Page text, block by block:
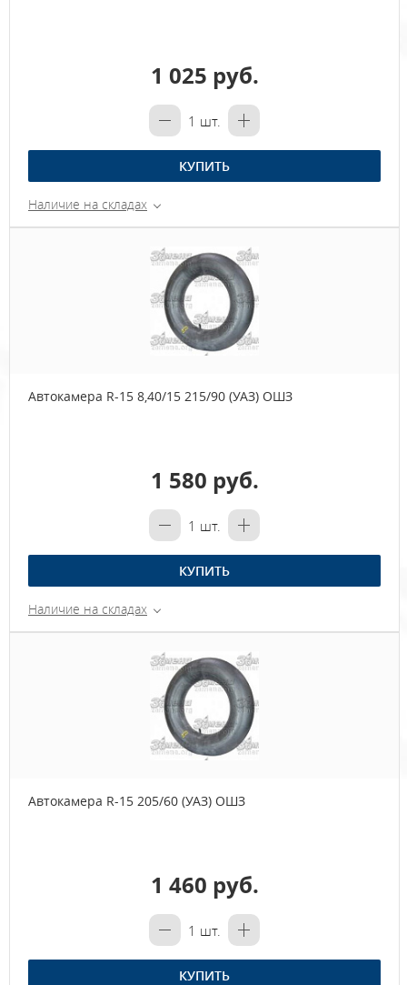
1 025 руб.
1 шт.
КУПИТЬ
Наличие на складах
Автокамера R-15 8,40/15 215/90 (УАЗ) ОШЗ
1 580 руб.
1 шт.
КУПИТЬ
Наличие на складах
Автокамера R-15 205/60 (УАЗ) ОШЗ
1 460 руб.
1 шт.
КУПИТЬ